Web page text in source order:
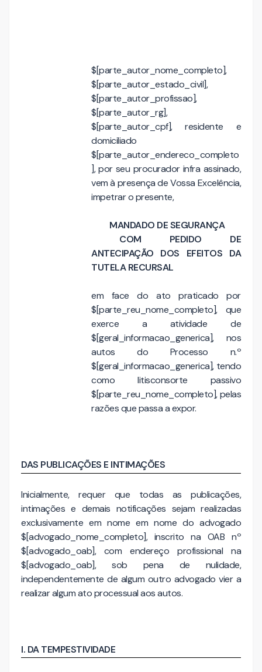
$[parte_autor_nome_completo],
$[parte_autor_estado_civil],
$[parte_autor_profissao],
$[parte_autor_rg],
$[parte_autor_cpf], residente e
domiciliado
$[parte_autor_endereco_completo
], por seu procurador infra assinado,
vem à presença de Vossa Excelência,
impetrar o presente,
MANDADO DE SEGURANÇA
COM PEDIDO DE
ANTECIPAÇÃO DOS EFEITOS DA
TUTELA RECURSAL
em face do ato praticado por
$[parte_reu_nome_completo], que
exerce a atividade de
$[geral_informacao_generica], nos
autos do Processo n.º
$[geral_informacao_generica], tendo
como litisconsorte passivo
$[parte_reu_nome_completo], pelas
razões que passa a expor.
DAS PUBLICAÇÕES E INTIMAÇÕES
Inicialmente, requer que todas as publicações,
intimações e demais notificações sejam realizadas
exclusivamente em nome em nome do advogado
$[advogado_nome_completo], inscrito na OAB nº
$[advogado_oab], com endereço profissional na
$[advogado_oab], sob pena de nulidade,
independentemente de algum outro advogado vier a
realizar algum ato processual aos autos.
I. DA TEMPESTIVIDADE